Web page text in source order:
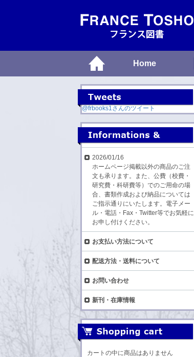
Home
@frbooks1さんのツイート
2026/01/16
ホームページ掲載以外の商品のご注
文も承ります。また、公費（校費・
研究費・科研費等）でのご用命の場
合、書類作成および納品については
ご指示通りにいたします。電子メー
ル・電話・Fax・Twitter等でお気軽に
お申し付けください。
お支払い方法について
配送方法・送料について
お問い合わせ
新刊・在庫情報
カートの中に商品はありません